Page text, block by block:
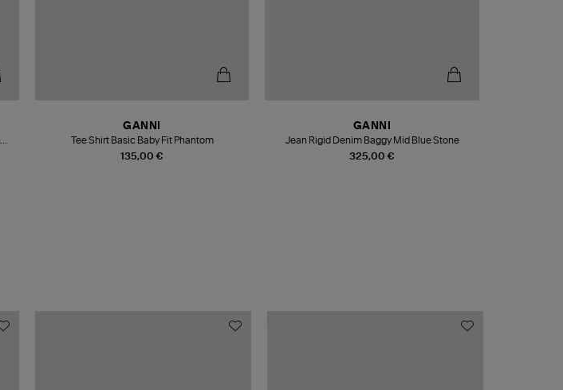
135,00 €
GANNI
Tee Shirt Basic Baby Fit Phantom
325,00 €
GANNI
Jean Rigid Denim Baggy Mid Blue Stone